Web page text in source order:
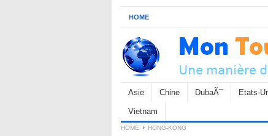
HOME
Asie Chine DubaÃ¯ Etats-
Vietnam
HOME HONG-KONG